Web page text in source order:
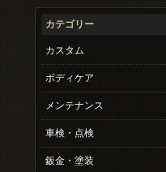
カテゴリー
カスタム
ボディケア
メンテナンス
車検・点検
鈑金・塗装